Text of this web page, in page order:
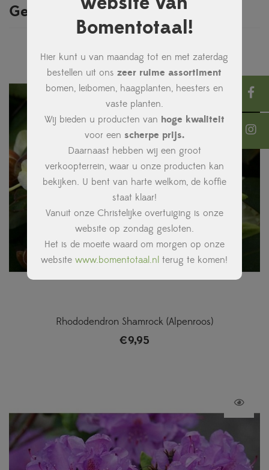
Bomentotaal!
Hier kunt u van maandag tot en met zaterdag
bestellen uit onszeer ruime assortiment
bomen, leibomen, haagplanten, heesters en
vaste planten.
Wij bieden u producten van hoge kwaliteit
voor een scherpe prijs.
Daarnaast hebben wij een groot
verkoopterrein, waar u onze producten kan
bekijken. U bent van harte welkom, de koffie
staat klaar!
Vanuit onze Christelijke overtuiging is onze
website op zondag gesloten.
Het is de moeite waard om morgen op onze
websitewww.bomentotaal.nl terug te komen!
Gerelateerde producten
Rhododendron Shamrock (Alpenroos)
€9,95